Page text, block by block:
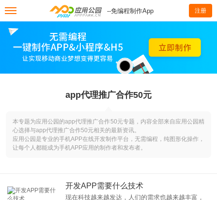
--免编程制作App 注册
app代理推广合作50元
本专题为应用公园的app代理推广合作50元专题，内容全部来自应用公园精
心选择与app代理推广合作50元相关的最新资讯。
应用公园是专业的手机APP在线开发制作平台，无需编程，纯图形化操作，
让每个人都能成为手机APP应用的制作者和发布者。
开发APP需要什么技术
现在科技越来越发达，人们的需求也越来越丰富，